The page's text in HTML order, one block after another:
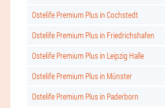
Ostelife Premium Plus in Cochstedt
Ostelife Premium Plus in Friedrichshafen
Ostelife Premium Plus in Leipzig Halle
Ostelife Premium Plus in Münster
Ostelife Premium Plus in Paderborn